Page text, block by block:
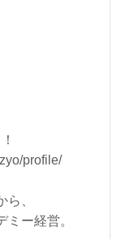
profile/
、
ー経営。